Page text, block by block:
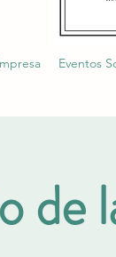
Eventos